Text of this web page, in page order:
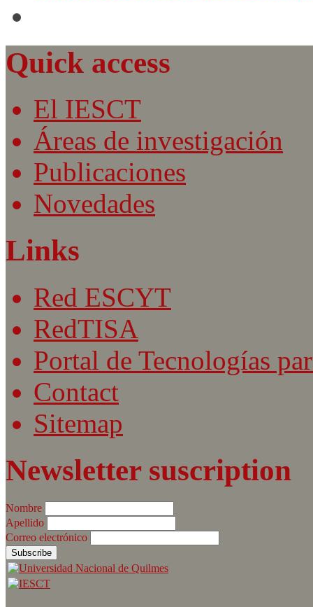
Quick access
El IESCT
Áreas de investigación
Publicaciones
Novedades
Links
Red ESCYT
RedTISA
Portal de Tecnologías
Contact
Sitemap
Newsletter suscription
Nombre
Apellido
Correo electrónico